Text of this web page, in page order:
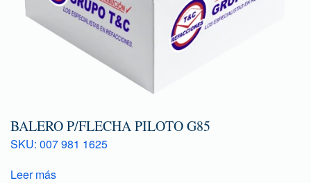
BALERO P/FLECHA PILOTO G85
SKU: 007 981 1625
Leer más